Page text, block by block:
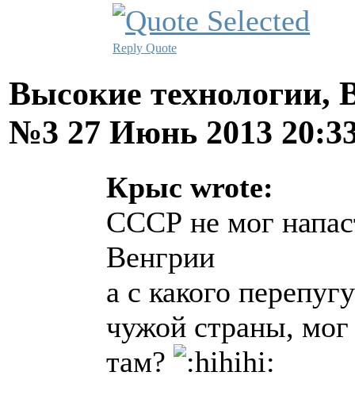
Reply Quote
Высокие технологии,
№3 27 Июнь 2013
Крыс wrote:
СССР не мог
Венгрии
а с какого
чужой страны,
там?